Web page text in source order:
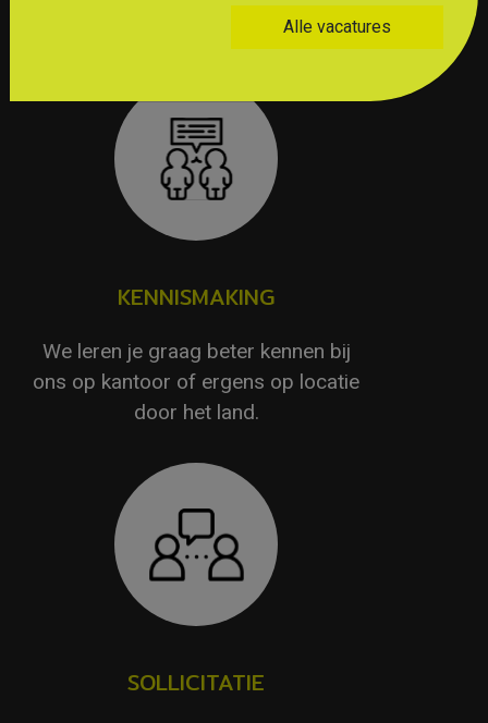
een dag contact met je opgenomen!
KENNISMAKING
We leren je graag beter kennen bij
ons op kantoor of ergens op locatie
door het land.
SOLLICITATIE
Alle vacatures